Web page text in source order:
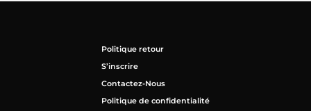
Politique retour
S’inscrire
Contactez-Nous
Politique de confidentialité